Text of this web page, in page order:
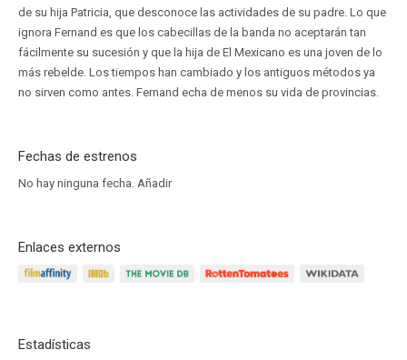
de su hija Patricia, que desconoce las actividades de su padre. Lo que
ignora Fernand es que los cabecillas de la banda no aceptarán tan
fácilmente su sucesión y que la hija de El Mexicano es una joven de lo
más rebelde. Los tiempos han cambiado y los antiguos métodos ya
no sirven como antes. Fernand echa de menos su vida de provincias.
Fechas de estrenos
No hay ninguna fecha. Añadir
Enlaces externos
Estadísticas